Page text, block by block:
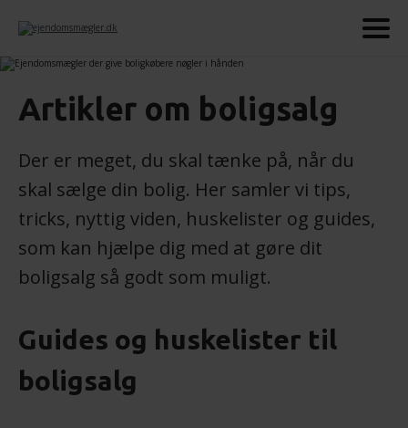
Artikler om boligsalg
Der er meget, du skal tænke på, når du
skal sælge din bolig. Her samler vi tips,
tricks, nyttig viden, huskelister og guides,
som kan hjælpe dig med at gøre dit
boligsalg så godt som muligt.
Guides og huskelister til
boligsalg